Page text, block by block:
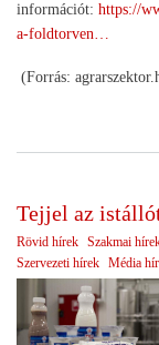
információt: https://
a-foldtorven…
(Forrás:
Tejjel az
Rövid hírek Szakmai
Szervezeti hírek Média